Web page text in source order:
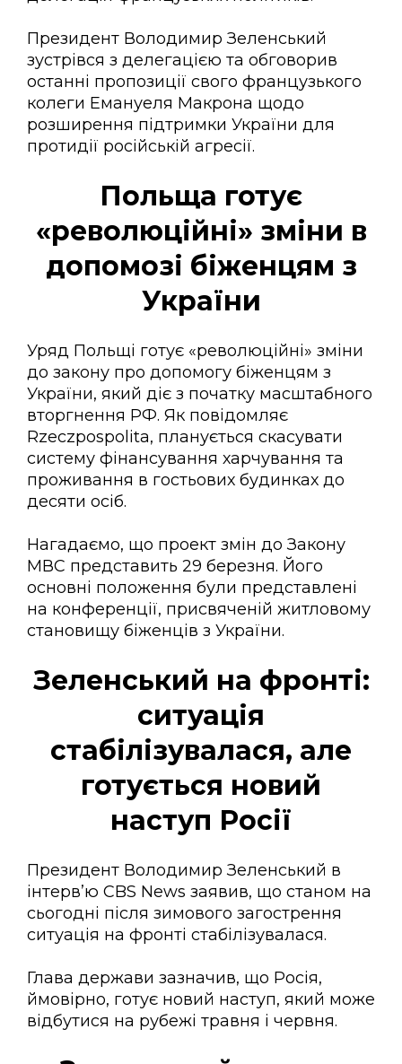
Президент Володимир Зеленський
зустрівся з делегацією та обговорив
останні пропозиції свого французького
колеги Емануеля Макрона щодо
розширення підтримки України для
протидії російській агресії.
Польща готує
«революційні» зміни в
допомозі біженцям з
України
Уряд Польщі готує «революційні» зміни
до закону про допомогу біженцям з
України, який діє з початку масштабного
вторгнення РФ. Як повідомляє
Rzeczpospolita, планується скасувати
систему фінансування харчування та
проживання в гостьових будинках до
десяти осіб.
Нагадаємо, що проект змін до Закону
МВС представить 29 березня. Його
основні положення були представлені
на конференції, присвяченій житловому
становищу біженців з України.
Зеленський на фронті:
ситуація
стабілізувалася, але
готується новий
наступ Росії
Президент Володимир Зеленський в
інтерв’ю CBS News заявив, що станом на
сьогодні після зимового загострення
ситуація на фронті стабілізувалася.
Глава держави зазначив, що Росія,
ймовірно, готує новий наступ, який може
відбутися на рубежі травня і червня.